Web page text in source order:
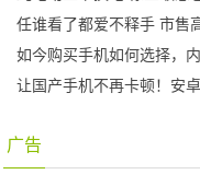
任谁看了都爱不释手 市售
如今购买手机如何选择，
让国产手机不再卡顿！安
广告